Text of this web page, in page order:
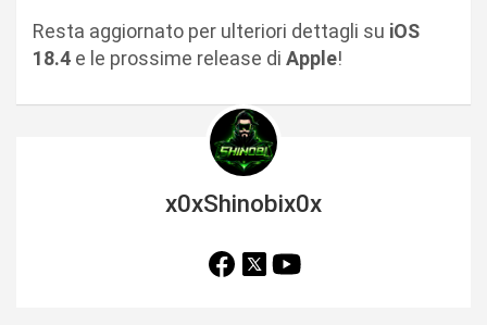
Resta aggiornato per ulteriori dettagli su iOS
18.4 e le prossime release di Apple!
x0xShinobix0x